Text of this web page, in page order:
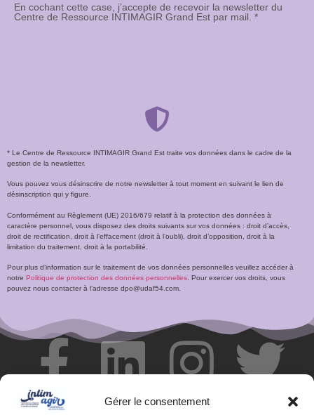
Gérer le consentement
En cochant cette case, j’accepte de recevoir la newsletter du
Centre de Ressource INTIMAGIR Grand Est par mail. *
* Le Centre de Ressource INTIMAGIR Grand Est traite vos données dans le cadre de la
gestion de la newsletter.
Vous pouvez vous désinscrire de notre newsletter à tout moment en suivant le lien de
désinscription qui y figure.
Conformément au Règlement (UE) 2016/679 relatif à la protection des données à
caractère personnel, vous disposez des droits suivants sur vos données : droit d’accès,
droit de rectification, droit à l’effacement (droit à l’oubli), droit d’opposition, droit à la
limitation du traitement, droit à la portabilité.
Pour plus d’information sur le traitement de vos données personnelles veuillez accéder à
notre Politique de protection des données personnelles . Pour exercer vos droits, vous
pouvez nous contacter à l’adresse dpo@udaf54.com.